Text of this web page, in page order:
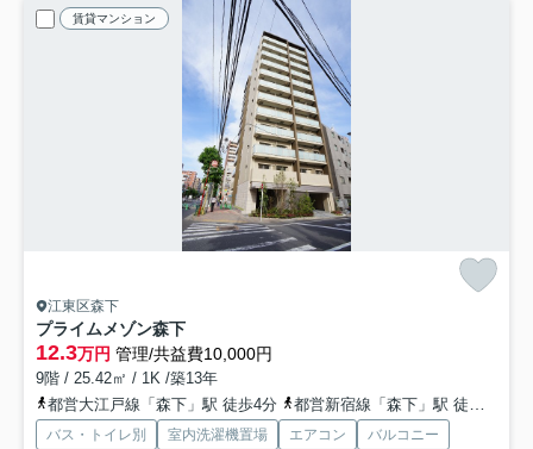
賃貸マンション
江東区森下
プライムメゾン森下
12.3万円 管理/共益費10,000円
9階 / 25.42㎡ / 1K /築13年
都営大江戸線「森下」駅 徒歩4分
都営新宿線「森下」駅 徒歩4分
バス・トイレ別 室内洗濯機置場 エアコン
バルコニー